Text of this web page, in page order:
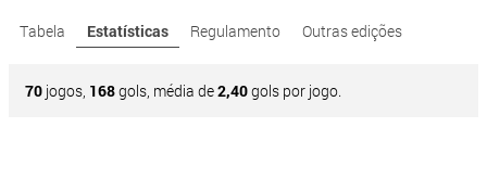
Tabela Estatísticas Regulamento Outras edições
70 jogos, 168gols, média de2,40gols por jogo.